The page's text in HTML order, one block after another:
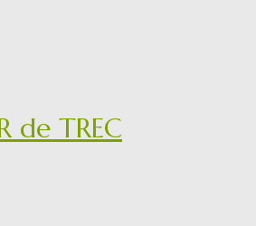
de TREC